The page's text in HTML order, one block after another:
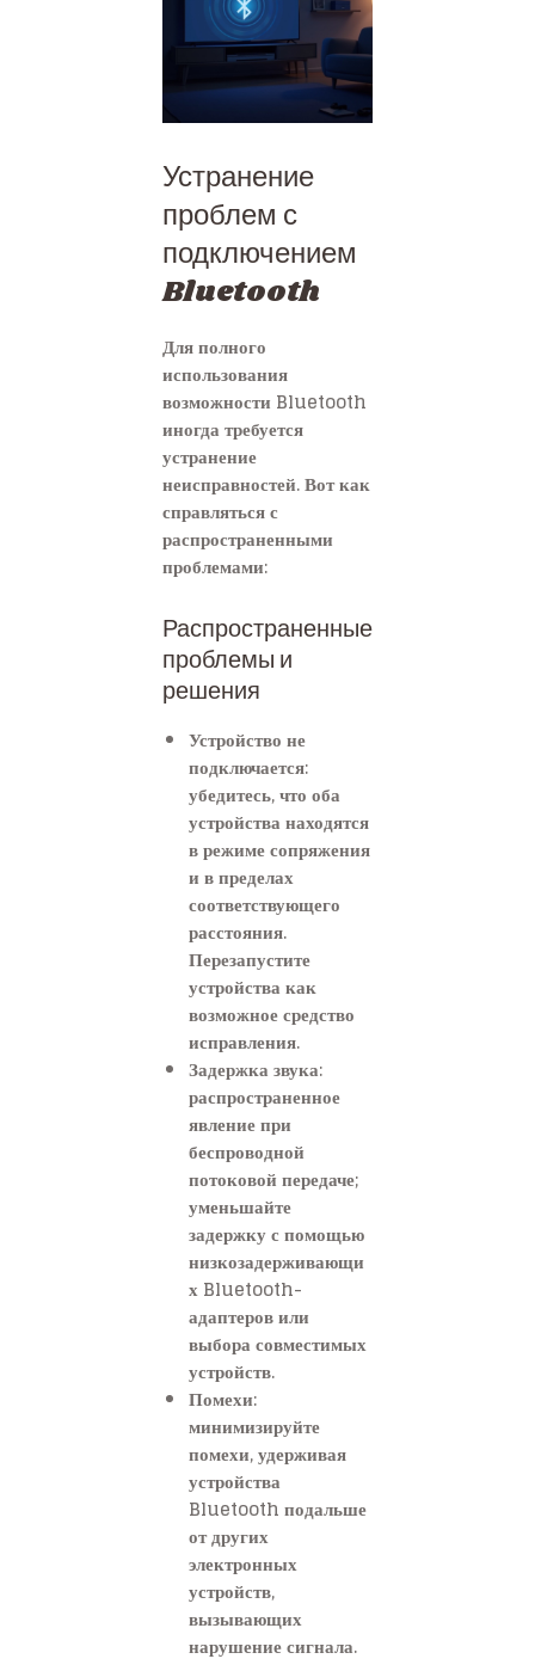
Устранение
проблем с
подключением
Bluetooth
Для полного
использования
возможности Bluetooth
иногда требуется
устранение
неисправностей. Вот как
справляться с
распространенными
проблемами:
Распространенные
проблемы и
решения
Устройство не
подключается:
убедитесь, что оба
устройства находятся
в режиме сопряжения
и в пределах
соответствующего
расстояния.
Перезапустите
устройства как
возможное средство
исправления.
Задержка звука:
распространенное
явление при
беспроводной
потоковой передаче;
уменьшайте
задержку с помощью
низкозадерживающи
х Bluetooth-
адаптеров или
выбора совместимых
устройств.
Помехи:
минимизируйте
помехи, удерживая
устройства
Bluetooth подальше
от других
электронных
устройств,
вызывающих
нарушение сигнала.